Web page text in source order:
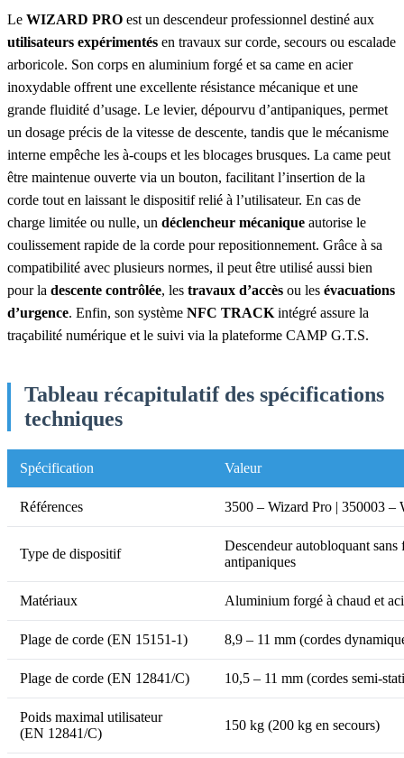
Le WIZARD PRO est un descendeur professionnel destiné aux
utilisateurs expérimentés en travaux sur corde, secours ou escalade
arboricole. Son corps en aluminium forgé et sa came en acier
inoxydable offrent une excellente résistance mécanique et une
grande fluidité d’usage. Le levier, dépourvu d’antipaniques, permet
un dosage précis de la vitesse de descente, tandis que le mécanisme
interne empêche les à-coups et les blocages brusques. La came peut
être maintenue ouverte via un bouton, facilitant l’insertion de la
corde tout en laissant le dispositif relié à l’utilisateur. En cas de
charge limitée ou nulle, un déclencheur mécanique autorise le
coulissement rapide de la corde pour repositionnement. Grâce à sa
compatibilité avec plusieurs normes, il peut être utilisé aussi bien
pour la descente contrôlée, les travaux d’accès ou les évacuations
d’urgence. Enfin, son système NFC TRACKintégré assure la
traçabilité numérique et le suivi via la plateforme CAMP G.T.S.
Tableau récapitulatif des spécifications
techniques
Spécification Valeur
Références 3500 – Wizard Pro | 350003 –
Type de dispositif
Descendeur autobloquant sans
antipaniques
Matériaux Aluminium forgé à chaud et
Plage de corde (EN 15151-1) 8,9 – 11 mm (cordes
Plage de corde (EN 12841/C) 10,5 – 11 mm (cordes semi-
Poids maximal utilisateur
(EN 12841/C)
150 kg (200 kg en secours)